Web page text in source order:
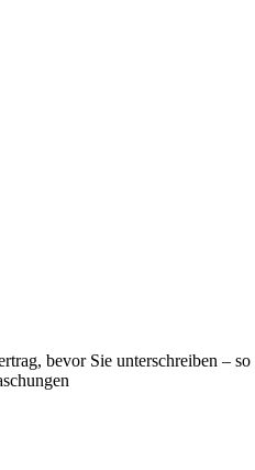
bevor Sie unterschreiben – so